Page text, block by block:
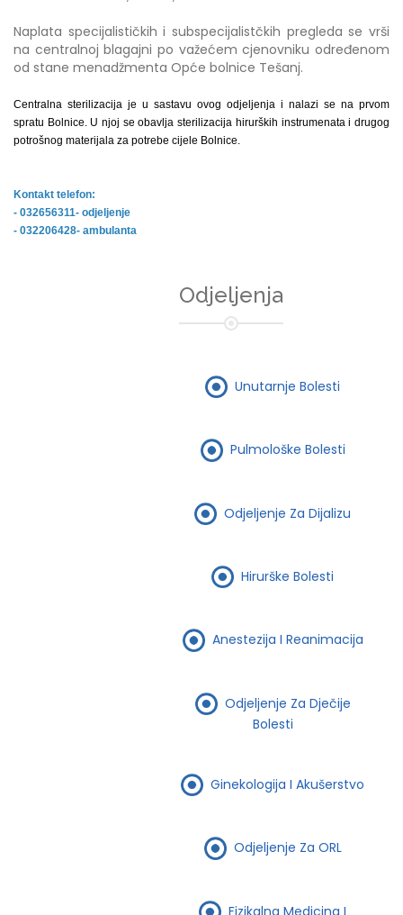
Naplata specijalističkih i subspecijalistčkih pregleda se vrši
na centralnoj blagajni po važećem cjenovniku određenom
od stane menadžmenta Opće bolnice Tešanj.
Centralna sterilizacija je u sastavu ovog odjeljenja i nalazi se na prvom
spratu Bolnice. U njoj se obavlja sterilizacija hirurških instrumenata i drugog
potrošnog materijala za potrebe cijele Bolnice.
Kontakt telefon:
- 032656311- odjeljenje
- 032206428- ambulanta
Odjeljenja
Unutarnje Bolesti
Pulmološke Bolesti
Odjeljenje Za Dijalizu
Hirurške Bolesti
Anestezija I Reanimacija
Odjeljenje Za Dječije
Bolesti
Ginekologija I Akušerstvo
Odjeljenje Za ORL
Fizikalna Medicina I